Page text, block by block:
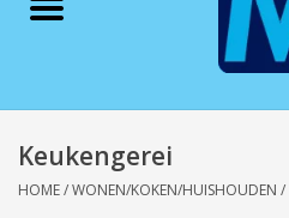
Merken
Wonen/koken/huishouden
Keukengerei
HOME/WONEN/KOKEN/HUISHOUDEN /